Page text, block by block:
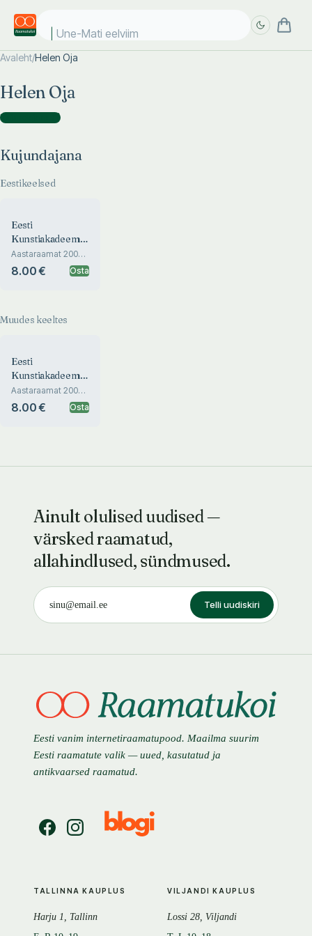
Une-Mati eelviima
Avaleht/Helen Oja
Helen Oja
Kujundajana )
Kujundajana
Eestikeelsed
Eesti
Kunstiakadeemia
sisearhitektuuri
osakond.
Interior
Aastaraamat 2006-
2008. Yearbook
2006-2008
8.00 € Osta
Muudes keeltes
Eesti
Kunstiakadeemia
sisearhitektuuri
osakond.
Aastaraamat 2006-
2008. Yearbook
2006-2008
8.00 € Osta
Ainult olulised uudised —
värsked raamatud,
allahindlused, sündmused.
Telli uudiskiri
Eesti vanim internetiraamatupood. Maailma suurim
Eesti raamatute valik — uued, kasutatud ja
antikvaarsed raamatud.
TALLINNA KAUPLUS
Harju 1, Tallinn
VILJANDI KAUPLUS
Lossi 28, Viljandi